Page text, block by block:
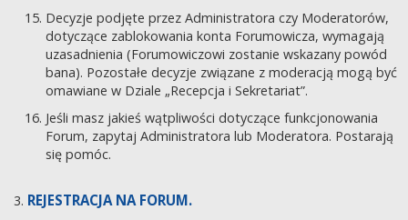
Decyzje podjęte przez Administratora czy Moderatorów,
dotyczące zablokowania konta Forumowicza, wymagają
uzasadnienia (Forumowiczowi zostanie wskazany powód
bana). Pozostałe decyzje związane z moderacją mogą być
omawiane w Dziale „Recepcja i Sekretariat”.
Jeśli masz jakieś wątpliwości dotyczące funkcjonowania
Forum, zapytaj Administratora lub Moderatora. Postarają
się pomóc.
REJESTRACJA NA FORUM.